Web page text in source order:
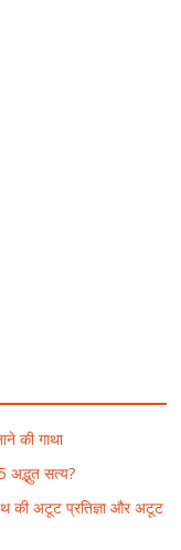
की गाथा
अद्भुत सत्य?
की अटूट प्रतिज्ञा और अटूट